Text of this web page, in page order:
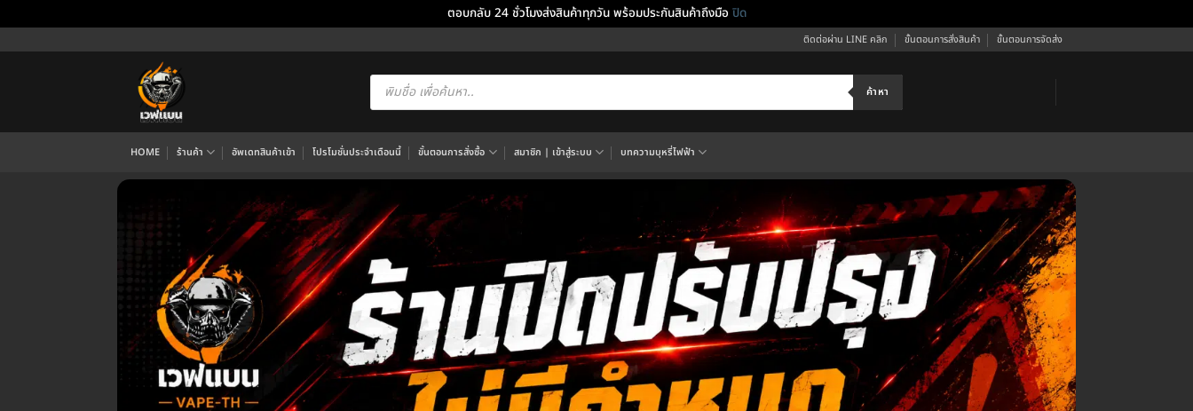
ตอบกลับ 24 ชั่วโมงส่งสินค้าทุกวัน พร้อมประกันสินค้าถึงมือ ปิด
ไป
ติดต่อผ่าน LINE คลิก ขั้นตอนการสั่งสินค้า ขั้นตอนการจัดส่ง
Products
search ค้าหา
HOME ร้านค้า อัพเดทสินค้าเข้า โปรโมชั่นประจำเดือนนี้ ขั้นตอนการสั่งซื้อ สมาชิก | เข้าสู่ระบบ บทความบุหรี่ไฟฟ้า